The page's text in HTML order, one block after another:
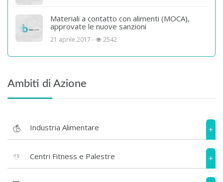
Materiali a contatto con alimenti (MOCA),
approvate le nuove sanzioni
21 aprile 2017 - 2542
Ambiti di Azione
Industria Alimentare +
Centri Fitness e Palestre +